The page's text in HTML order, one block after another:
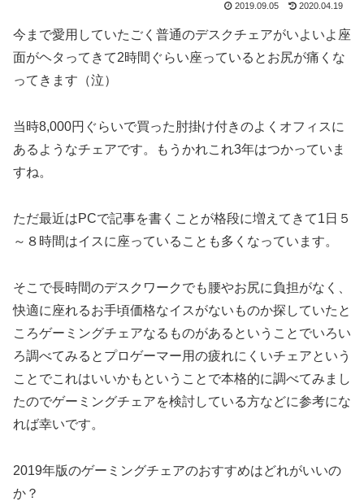
2019.09.05 2020.04.19
今まで愛用していたごく普通のデスクチェアがいよいよ座
面がヘタってきて2時間ぐらい座っているとお尻が痛くな
ってきます（泣）
当時8,000円ぐらいで買った肘掛け付きのよくオフィスに
あるようなチェアです。もうかれこれ3年はつかっていま
すね。
ただ最近はPCで記事を書くことが格段に増えてきて1日５
～８時間はイスに座っていることも多くなっています。
そこで長時間のデスクワークでも腰やお尻に負担がなく、
快適に座れるお手頃価格なイスがないものか探していたと
ころゲーミングチェアなるものがあるということでいろい
ろ調べてみるとプロゲーマー用の疲れにくいチェアという
ことでこれはいいかもということで本格的に調べてみまし
たのでゲーミングチェアを検討している方などに参考にな
れば幸いです。
2019年版のゲーミングチェアのおすすめはどれがいいの
か？